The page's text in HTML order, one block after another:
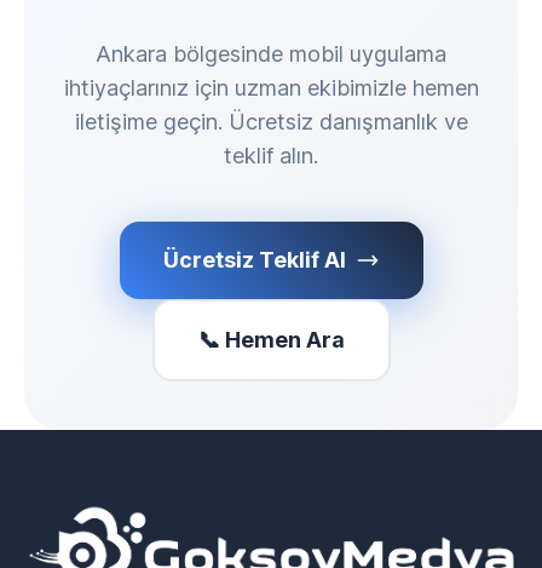
Ankara bölgesinde mobil uygulama
ihtiyaçlarınız için uzman ekibimizle hemen
iletişime geçin. Ücretsiz danışmanlık ve
teklif alın.
Ücretsiz Teklif Al
📞 Hemen Ara